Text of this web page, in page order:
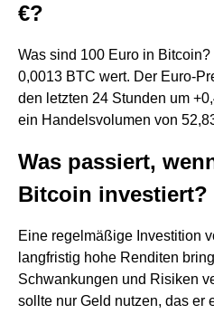
€?
Was sind 100 Euro in Bitcoin?
0,0013 BTC wert. Der Euro-
den letzten 24 Stunden um
ein Handelsvolumen von
Was passiert,
Bitcoin investiert?
Eine regelmäßige Investition
langfristig hohe Renditen
Schwankungen und Risiken
sollte nur Geld nutzen, das er